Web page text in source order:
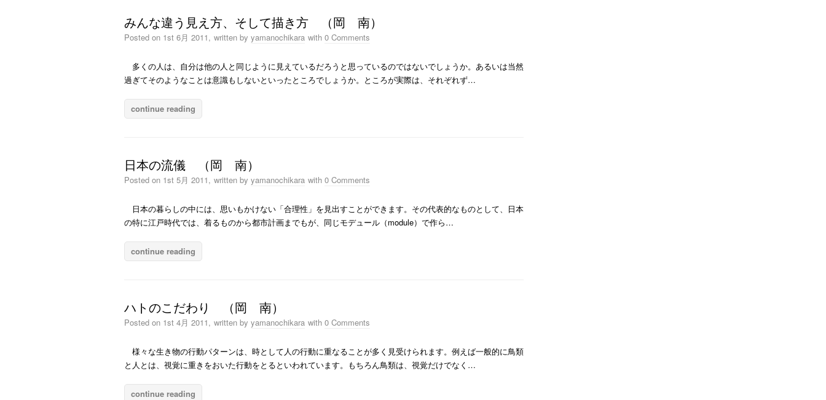
みんな違う見え方、そして描き方 （岡 南）
Posted on 1st 6月 2011, written by yamanochikara with 0 Comments
多くの人は、自分は他の人と同じように見えているだろうと思っているのではないでしょうか。あるいは当然
過ぎてそのようなことは意識もしないといったところでしょうか。ところが実際は、それぞれず…
continue reading
日本の流儀 （岡 南）
Posted on 1st 5月 2011, written by yamanochikara with 0 Comments
日本の暮らしの中には、思いもかけない「合理性」を見出すことができます。その代表的なものとして、日本
の特に江戸時代では、着るものから都市計画までもが、同じモデュール（module）で作ら…
continue reading
ハトのこだわり （岡 南）
Posted on 1st 4月 2011, written by yamanochikara with 0 Comments
様々な生き物の行動パターンは、時として人の行動に重なることが多く見受けられます。例えば一般的に鳥類
と人とは、視覚に重きをおいた行動をとるといわれています。もちろん鳥類は、視覚だけでなく…
continue reading